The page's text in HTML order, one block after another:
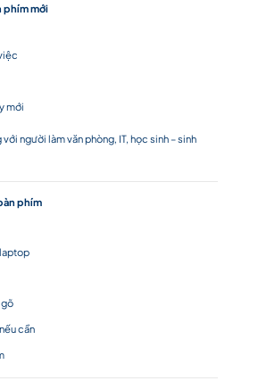
phím mới
mới
người làm văn phòng, IT, học sinh – sinh
phím
gõ
cần